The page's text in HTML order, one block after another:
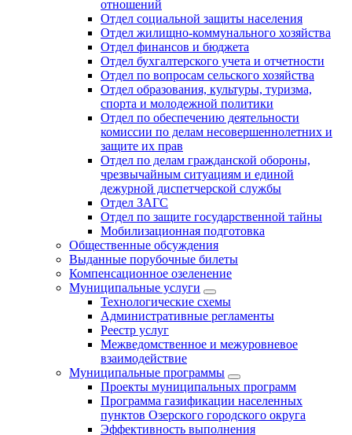
отношений
Отдел социальной защиты населения
Отдел жилищно-коммунального хозяйства
Отдел финансов и бюджета
Отдел бухгалтерского учета и отчетности
Отдел по вопросам сельского хозяйства
Отдел образования, культуры, туризма,
спорта и молодежной политики
Отдел по обеспечению деятельности
комиссии по делам несовершеннолетних и
защите их прав
Отдел по делам гражданской обороны,
чрезвычайным ситуациям и единой
дежурной диспетчерской службы
Отдел ЗАГС
Отдел по защите государственной тайны
Мобилизационная подготовка
Общественные обсуждения
Выданные порубочные билеты
Компенсационное озеленение
Муниципальные услуги
Технологические схемы
Административные регламенты
Реестр услуг
Межведомственное и межуровневое
взаимодействие
Муниципальные программы
Проекты муниципальных программ
Программа газификации населенных
пунктов Озерского городского округа
Эффективность выполнения